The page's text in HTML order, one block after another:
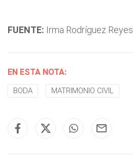
FUENTE: Irma Rodríguez Reyes
EN ESTA NOTA:
BODA MATRIMONIO CIVIL